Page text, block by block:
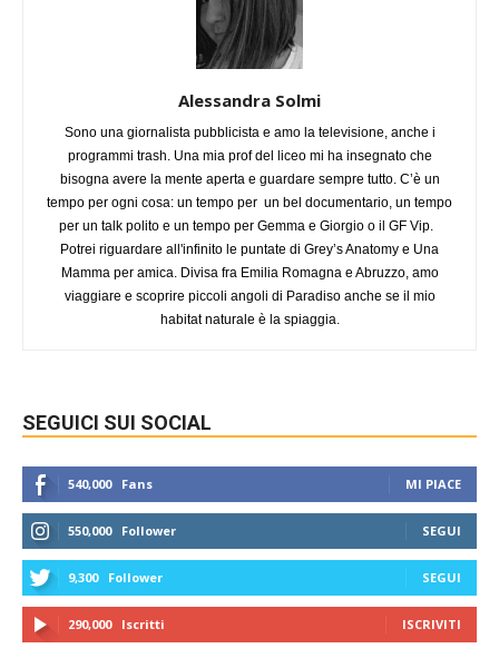
Alessandra Solmi
Sono una giornalista pubblicista e amo la televisione, anche i
programmi trash. Una mia prof del liceo mi ha insegnato che
bisogna avere la mente aperta e guardare sempre tutto. C’è un
tempo per ogni cosa: un tempo per un bel documentario, un tempo
per un talk polito e un tempo per Gemma e Giorgio o il GF Vip.
Potrei riguardare all'infinito le puntate di Grey’s Anatomy e Una
Mamma per amica. Divisa fra Emilia Romagna e Abruzzo, amo
viaggiare e scoprire piccoli angoli di Paradiso anche se il mio
habitat naturale è la spiaggia.
SEGUICI SUI SOCIAL
540,000 Fans MI PIACE
550,000 Follower SEGUI
9,300 Follower SEGUI
290,000 Iscritti ISCRIVITI